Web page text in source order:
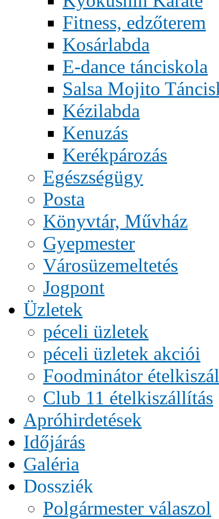
Fitness, edzőterem
Kosárlabda
E-dance tánciskola
Salsa Mojito
Kézilabda
Kenuzás
Kerékpározás
Egészségügy
Posta
Könyvtár, Művház
Gyepmester
Városüzemeltetés
Jogpont
Üzletek
péceli üzletek
péceli üzletek akciói
Foodminátor
Club 11 ételkiszállítás
Apróhirdetések
Időjárás
Galéria
Dossziék
Polgármester válaszol